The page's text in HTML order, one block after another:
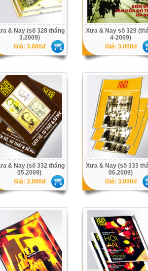
& Nay (số 328 tháng
3.2009)
Giá: 3.000đ
Xưa & Nay số 329
4-2009)
Giá: 3.000đ
& Nay (số 332 tháng
05.2009)
Giá: 3.000đ
Xưa & Nay (số 333
06.2009)
Giá: 3.000đ